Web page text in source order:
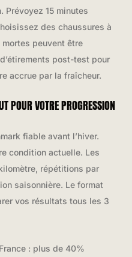
Prévoyez 15 minutes
des chaussures à
peuvent être
post-test pour
accrue par la fraîcheur.
POUR VOTRE PROGRESSION
fiable avant l’hiver.
condition actuelle. Les
répétitions par
saisonnière. Le format
vos résultats tous les 3
: plus de 40%